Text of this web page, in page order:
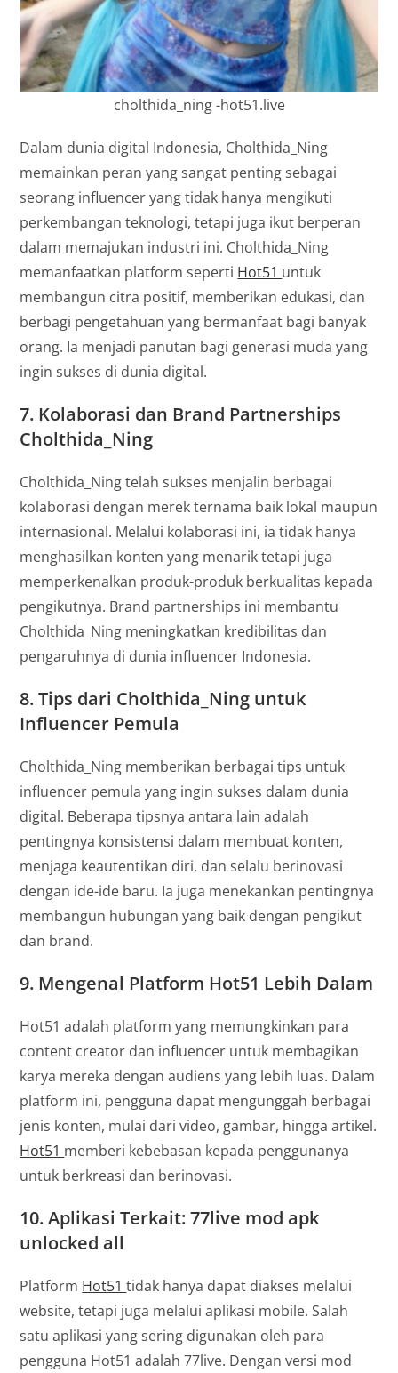
cholthida_ning -hot51.live
Dalam dunia digital Indonesia, Cholthida_Ning
memainkan peran yang sangat penting sebagai
seorang influencer yang tidak hanya mengikuti
perkembangan teknologi, tetapi juga ikut berperan
dalam memajukan industri ini. Cholthida_Ning
memanfaatkan platform seperti Hot51 untuk
membangun citra positif, memberikan edukasi, dan
berbagi pengetahuan yang bermanfaat bagi banyak
orang. Ia menjadi panutan bagi generasi muda yang
ingin sukses di dunia digital.
7. Kolaborasi dan Brand Partnerships
Cholthida_Ning
Cholthida_Ning telah sukses menjalin berbagai
kolaborasi dengan merek ternama baik lokal maupun
internasional. Melalui kolaborasi ini, ia tidak hanya
menghasilkan konten yang menarik tetapi juga
memperkenalkan produk-produk berkualitas kepada
pengikutnya. Brand partnerships ini membantu
Cholthida_Ning meningkatkan kredibilitas dan
pengaruhnya di dunia influencer Indonesia.
8.Tips dari Cholthida_Ning untuk
Influencer Pemula
Cholthida_Ning memberikan berbagai tips untuk
influencer pemula yang ingin sukses dalam dunia
digital. Beberapa tipsnya antara lain adalah
pentingnya konsistensi dalam membuat konten,
menjaga keautentikan diri, dan selalu berinovasi
dengan ide-ide baru. Ia juga menekankan pentingnya
membangun hubungan yang baik dengan pengikut
dan brand.
9. Mengenal Platform Hot51 Lebih Dalam
Hot51 adalah platform yang memungkinkan para
content creator dan influencer untuk membagikan
karya mereka dengan audiens yang lebih luas. Dalam
platform ini, pengguna dapat mengunggah berbagai
jenis konten, mulai dari video, gambar, hingga artikel.
Hot51 memberi kebebasan kepada penggunanya
untuk berkreasi dan berinovasi.
10.Aplikasi Terkait: 77live mod apk
unlocked all
Platform Hot51tidak hanya dapat diakses melalui
website, tetapi juga melalui aplikasi mobile. Salah
satu aplikasi yang sering digunakan oleh para
pengguna Hot51 adalah 77live. Dengan versi mod